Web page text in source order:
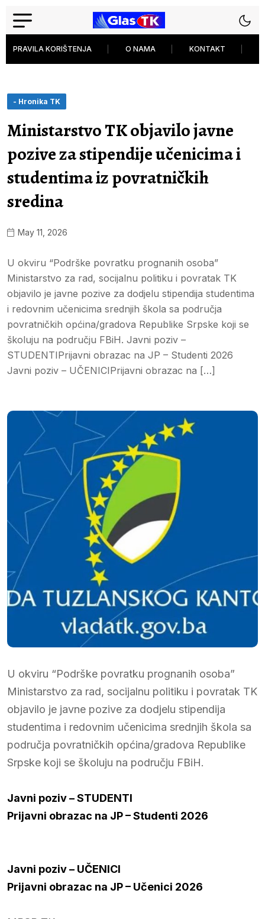
PRAVILA KORIŠTENJA O NAMA KONTAKT
- Hronika TK
Ministarstvo TK objavilo javne
pozive za stipendije učenicima i
studentima iz povratničkih
sredina
May 11, 2026
U okviru “Podrške povratku prognanih osoba”
Ministarstvo za rad, socijalnu politiku i povratak TK
objavilo je javne pozive za dodjelu stipendija studentima
i redovnim učenicima srednjih škola sa područja
povratničkih općina/gradova Republike Srpske koji se
školuju na području FBiH. Javni poziv –
STUDENTIPrijavni obrazac na JP – Studenti 2026
Javni poziv – UČENICIPrijavni obrazac na […]
U okviru “Podrške povratku prognanih osoba”
Ministarstvo za rad, socijalnu politiku i povratak TK
objavilo je javne pozive za dodjelu stipendija
studentima i redovnim učenicima srednjih škola sa
područja povratničkih općina/gradova Republike
Srpske koji se školuju na području FBiH.
Javni poziv – STUDENTI
Prijavni obrazac na JP – Studenti 2026
Javni poziv – UČENICI
Prijavni obrazac na JP – Učenici 2026